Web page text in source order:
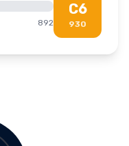
892
C6
930